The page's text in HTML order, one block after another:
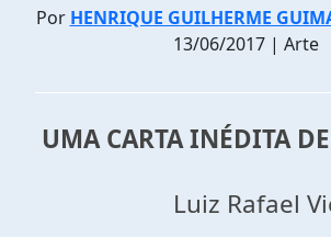
Por HENRIQUE GUILHERME
13/06/2017 | Arte
UMA CARTA INÉDITA
Luiz Rafael